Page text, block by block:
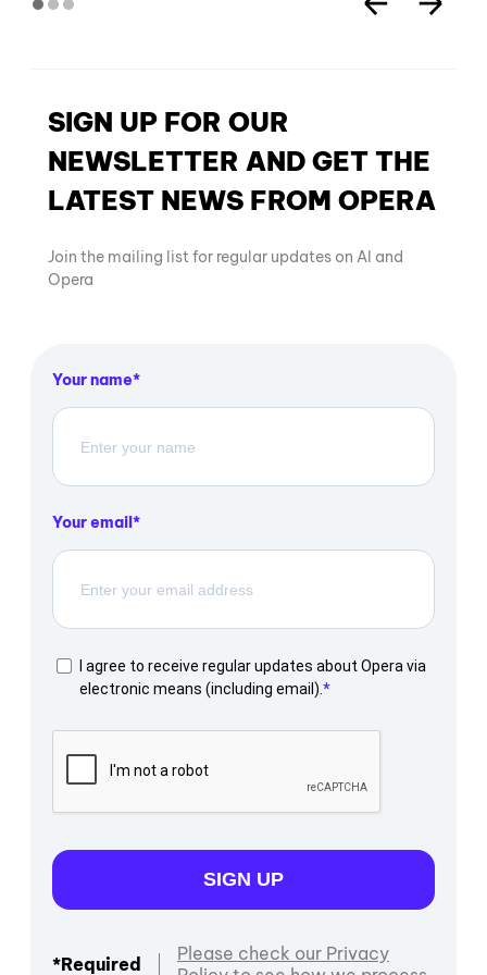
SIGN UP FOR OUR
NEWSLETTER AND GET THE
LATEST NEWS FROM OPERA
Join the mailing list for regular updates on AI and
Opera
Your name
Your email
I agree to receive regular updates about Opera via
electronic means (including email).
SIGN UP
*Required
Please check our Privacy